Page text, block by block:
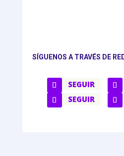
SÍGUENOS A TRAVÉS DE
SEGUIR
SEGUIR